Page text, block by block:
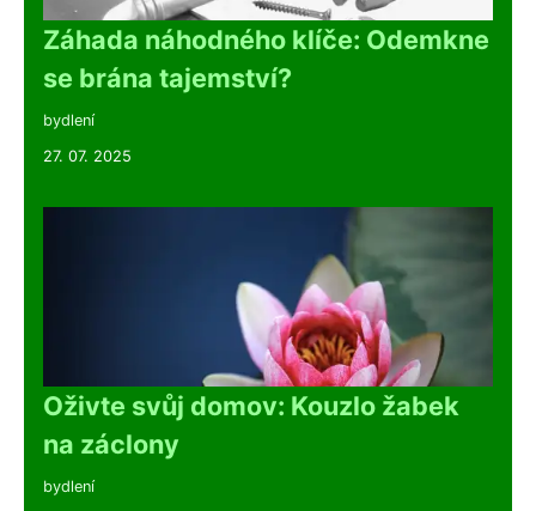
Záhada náhodného klíče: Odemkne
se brána tajemství?
bydlení
27. 07. 2025
Oživte svůj domov: Kouzlo žabek
na záclony
bydlení